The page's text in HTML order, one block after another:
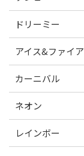
ドリーミー
アイス&ファイア
カーニバル
ネオン
レインボー